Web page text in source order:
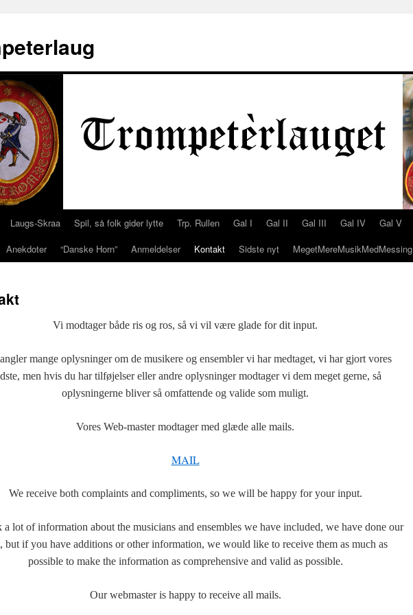
Laugs-Skraa Spil, så folk gider lytte Trp. Rullen Gal I Gal II Gal III Gal IV Gal V
Anekdoter “Danske Horn” Anmeldelser Kontakt Sidste nyt MegetMereMusikMedMessing
Vi modtager både ris og ros, så vi vil være glade for dit input.
mange oplysninger om de musikere og ensembler vi har medtaget, vi har gjort vores
men hvis du har tilføjelser eller andre oplysninger modtager vi dem meget gerne, så
oplysningerne bliver så omfattende og valide som muligt.
Vores Web-master modtager med glæde alle mails.
MAIL
We receive both complaints and compliments, so we will be happy for your input.
a lot of information about the musicians and ensembles we have included, we have done our
but if you have additions or other information, we would like to receive them as much as
possible to make the information as comprehensive and valid as possible.
Our webmaster is happy to receive all mails.